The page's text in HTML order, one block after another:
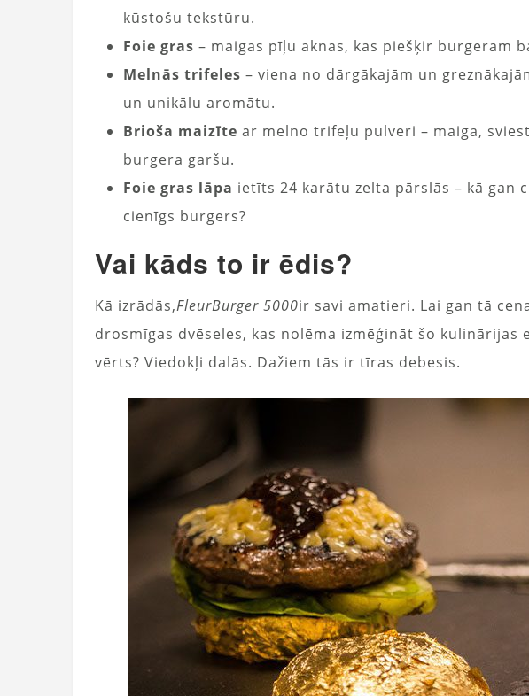
kūstošu tekstūru.
Foie gras – maigas pīļu aknas, kas piešķir burgeram
Melnās trifeles – viena no dārgākajām un
un unikālu aromātu.
Brioša maizīte ar melno trifeļu pulveri – maiga,
burgera garšu.
Foie gras lāpa ietīts 24 karātu zelta pārslās – kā gan
cienīgs burgers?
Vai kāds to ir ēdis?
Kā izrādās,FleurBurger 5000ir savi amatieri. Lai gan tā
drosmīgas dvēseles, kas nolēma izmēģināt šo kulinārijas
vērts? Viedokļi dalās. Dažiem tās ir tīras debesis.